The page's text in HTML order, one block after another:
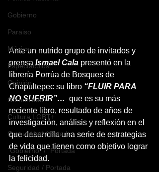
Gobierno
Paraiso
Música
Espéctaculos
Opinión
Comunidad
Cultura LGBT+
Comunidad / Estado
`Gobierno` / `Portada`
Seguridad / Portada
Ante un nutrido grupo de invitados y
prensa Ismael Cala presentó en la
librería Porrúa de Bosques de
Chapultepec su libro “FLUIR PARA
NO SUFRIR”… que es su más
reciente libro, resultado de años de
investigación, análisis y reflexión en el
que desarrolla una serie de estrategias
de vida que tienen como objetivo lograr
la felicidad.